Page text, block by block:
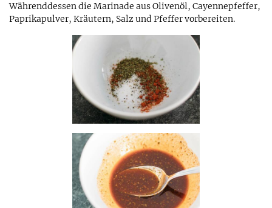
Währenddessen die Marinade aus Olivenöl, Cayennepfeffer,
Paprikapulver, Kräutern, Salz und Pfeffer vorbereiten.